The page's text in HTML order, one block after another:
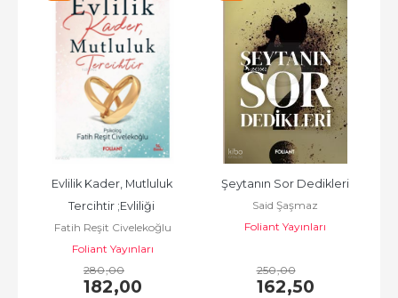
Evlilik Kader, Mutluluk
Tercihtir ;Evliliği
Güzelleştirmenin Kitabı
Fatih Reşit Civelekoğlu
Foliant Yayınları
280,00
182,00
Şeytanın Sor Dedikleri
Said Şaşmaz
Foliant Yayınları
250,00
162,50